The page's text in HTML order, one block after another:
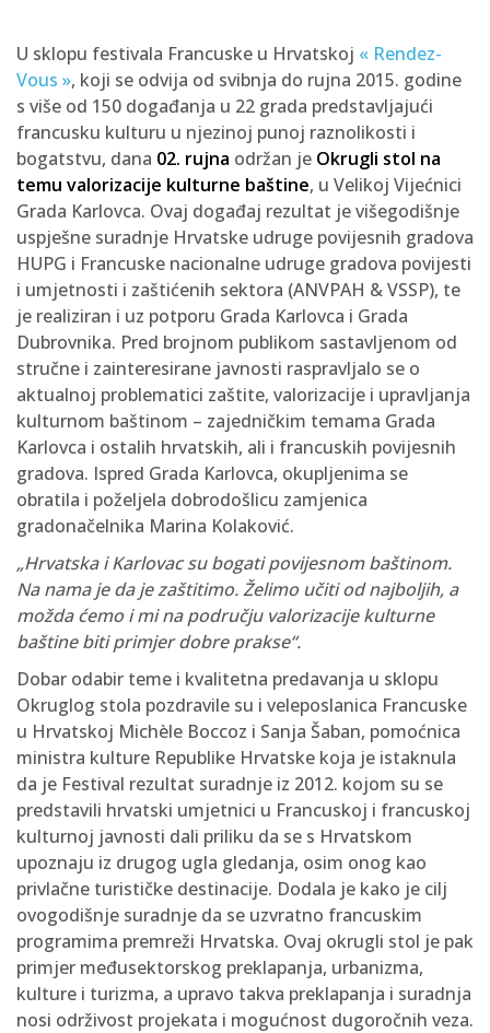
U sklopu festivala Francuske u Hrvatskoj « Rendez-
Vous », koji se odvija od svibnja do rujna 2015. godine
s više od 150 događanja u 22 grada predstavljajući
francusku kulturu u njezinoj punoj raznolikosti i
bogatstvu, dana 02. rujna održan je Okrugli stol na
temu valorizacije kulturne baštine, u Velikoj Vijećnici
Grada Karlovca. Ovaj događaj rezultat je višegodišnje
uspješne suradnje Hrvatske udruge povijesnih gradova
HUPG i Francuske nacionalne udruge gradova povijesti
i umjetnosti i zaštićenih sektora (ANVPAH & VSSP), te
je realiziran i uz potporu Grada Karlovca i Grada
Dubrovnika. Pred brojnom publikom sastavljenom od
stručne i zainteresirane javnosti raspravljalo se o
aktualnoj problematici zaštite, valorizacije i upravljanja
kulturnom baštinom – zajedničkim temama Grada
Karlovca i ostalih hrvatskih, ali i francuskih povijesnih
gradova. Ispred Grada Karlovca, okupljenima se
obratila i poželjela dobrodošlicu zamjenica
gradonačelnika Marina Kolaković.
„Hrvatska i Karlovac su bogati povijesnom baštinom.
Na nama je da je zaštitimo. Želimo učiti od najboljih, a
možda ćemo i mi na području valorizacije kulturne
baštine biti primjer dobre prakse“.
Dobar odabir teme i kvalitetna predavanja u sklopu
Okruglog stola pozdravile su i veleposlanica Francuske
u Hrvatskoj Michèle Boccoz i Sanja Šaban, pomoćnica
ministra kulture Republike Hrvatske koja je istaknula
da je Festival rezultat suradnje iz 2012. kojom su se
predstavili hrvatski umjetnici u Francuskoj i francuskoj
kulturnoj javnosti dali priliku da se s Hrvatskom
upoznaju iz drugog ugla gledanja, osim onog kao
privlačne turističke destinacije. Dodala je kako je cilj
ovogodišnje suradnje da se uzvratno francuskim
programima premreži Hrvatska. Ovaj okrugli stol je pak
primjer međusektorskog preklapanja, urbanizma,
kulture i turizma, a upravo takva preklapanja i suradnja
nosi održivost projekata i mogućnost dugoročnih veza.